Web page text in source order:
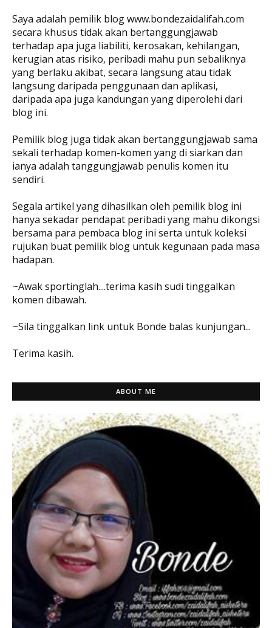
Saya adalah pemilik blog www.bondezaidalifah.com
secara khusus tidak akan bertanggungjawab
terhadap apa juga liabiliti, kerosakan, kehilangan,
kerugian atas risiko, peribadi mahu pun sebaliknya
yang berlaku akibat, secara langsung atau tidak
langsung daripada penggunaan dan aplikasi,
daripada apa juga kandungan yang diperolehi dari
blog ini.
Pemilik blog juga tidak akan bertanggungjawab sama
sekali terhadap komen-komen yang di siarkan dan
ianya adalah tanggungjawab penulis komen itu
sendiri.
Segala artikel yang dihasilkan oleh pemilik blog ini
hanya sekadar pendapat peribadi yang mahu dikongsi
bersama para pembaca blog ini serta untuk koleksi
rujukan buat pemilik blog untuk kegunaan pada masa
hadapan.
~Awak sportinglah....terima kasih sudi tinggalkan
komen dibawah.
~Sila tinggalkan link untuk Bonde balas kunjungan...
Terima kasih.
ABOUT ME